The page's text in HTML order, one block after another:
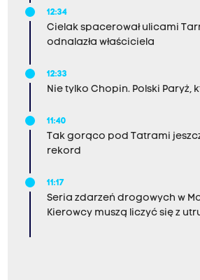
12:34
Cielak spacerował ulicami
odnalazła właściciela
12:33
Nie tylko Chopin. Polski Paryż,
11:40
Tak gorąco pod Tatrami
rekord
11:17
Seria zdarzeń drogowych w
Kierowcy muszą liczyć się z